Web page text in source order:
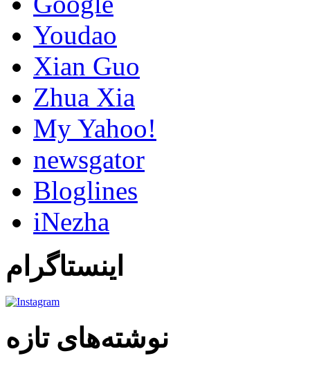
Youdao
Xian Guo
Zhua Xia
My Yahoo!
newsgator
Bloglines
iNezha
اینستاگرام
نوشته‌های تازه